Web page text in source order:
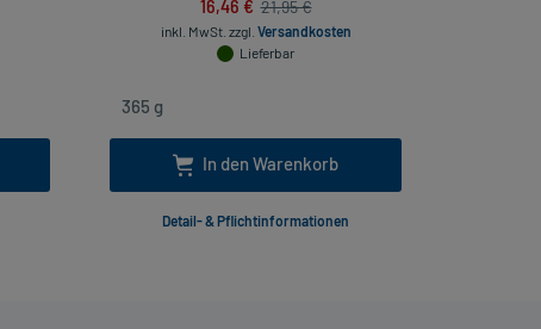
16,46 € 21,95 €
inkl. MwSt. zzgl. Versandkosten
Lieferbar
In den Warenkorb
Detail- & Pflichtinformationen